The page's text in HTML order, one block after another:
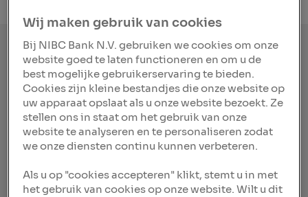
Laatste nieuws
Filter op
Categorie
Wij maken gebruik van cookies
Bij NIBC Bank N.V. gebruiken we cookies om onze
website goed te laten functioneren en om u de
best mogelijke gebruikerservaring te bieden.
Cookies zijn kleine bestandjes die onze website op
uw apparaat opslaat als u onze website bezoekt. Ze
stellen ons in staat om het gebruik van onze
website te analyseren en te personaliseren zodat
we onze diensten continu kunnen verbeteren.
Als u op "cookies accepteren" klikt, stemt u in met
het gebruik van cookies op onze website. Wilt u dit